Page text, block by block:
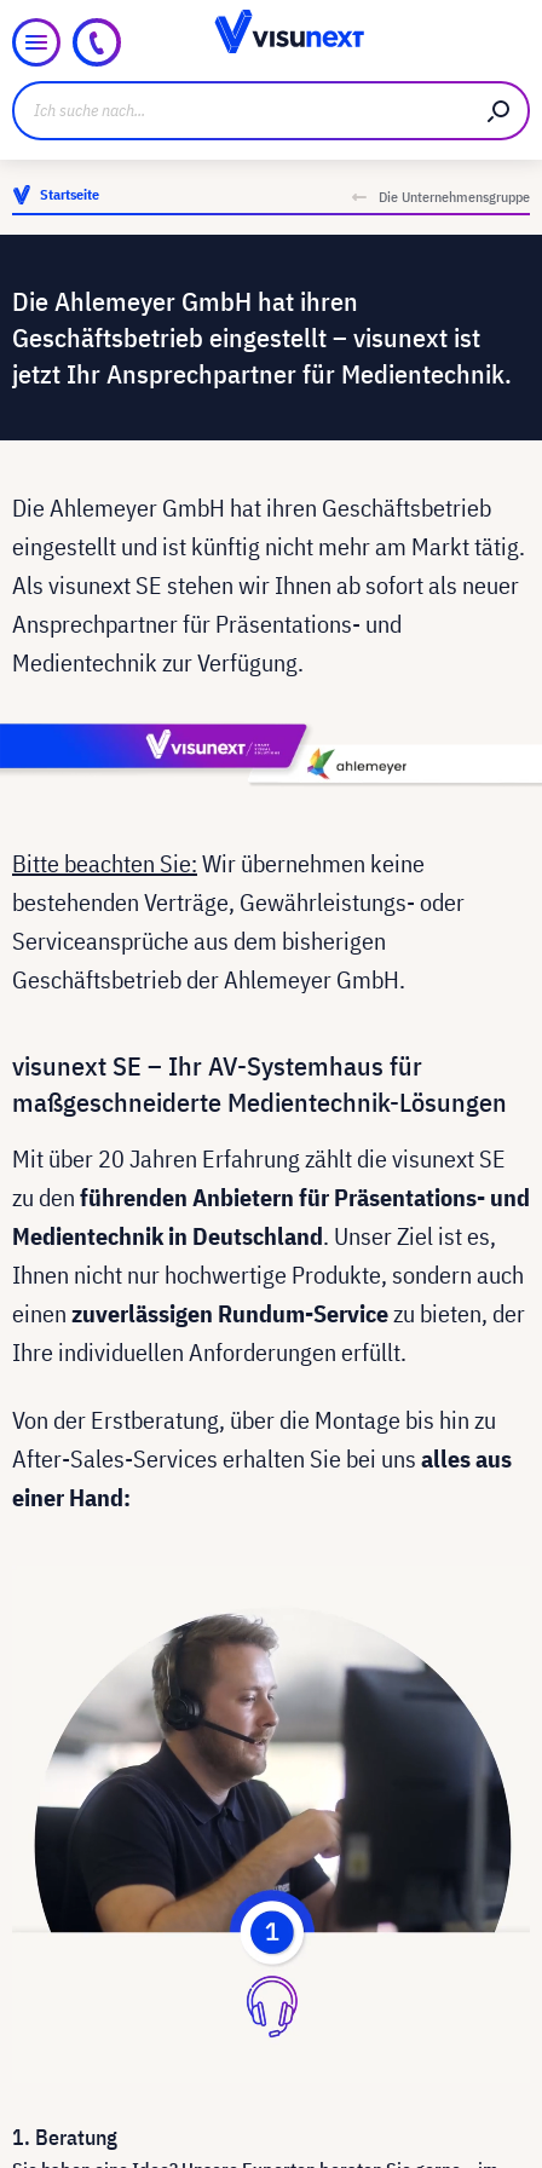
Startseite Die Unternehmensgruppe
Die Ahlemeyer GmbH hat ihren
Geschäftsbetrieb eingestellt – visunext ist
jetzt Ihr Ansprechpartner für Medientechnik.
Die Ahlemeyer GmbH hat ihren Geschäftsbetrieb
eingestellt und ist künftig nicht mehr am Markt tätig.
Als visunext SE stehen wir Ihnen ab sofort als neuer
Ansprechpartner für Präsentations- und
Medientechnik zur Verfügung.
Bitte beachten Sie:Wir übernehmen keine
bestehenden Verträge, Gewährleistungs- oder
Serviceansprüche aus dem bisherigen
Geschäftsbetrieb der Ahlemeyer GmbH.
visunext SE – Ihr AV-Systemhaus für
maßgeschneiderte Medientechnik-Lösungen
Mit über 20 Jahren Erfahrung zählt die visunext SE
zu denführenden Anbietern für Präsentations- und
Medientechnik in Deutschland. Unser Ziel ist es,
Ihnen nicht nur hochwertige Produkte, sondern auch
einenzuverlässigen Rundum-Servicezu bieten, der
Ihre individuellen Anforderungen erfüllt.
Von der Erstberatung, über die Montage bis hin zu
After-Sales-Services erhalten Sie bei unsalles aus
einer Hand:
1. Beratung